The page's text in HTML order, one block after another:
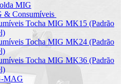
MIG
& Consumíveis
Tocha MIG MK15 (Padrão
Tocha MIG MK24 (Padrão
Tocha MIG MK36 (Padrão
MAG